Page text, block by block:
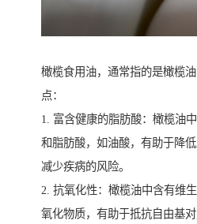
橄榄食用油，通常指的是橄榄
点：
1. 富含健康的脂肪酸：橄榄油
和脂肪酸，如油酸，有助于降低
减少疾病的风险。
2. 抗氧化性：橄榄油中含有维
氧化物质，有助于抵抗自由基